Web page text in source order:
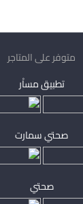
متوفر على المتاجر
تطبيق مساْر
صحتي سمارت
صحتي